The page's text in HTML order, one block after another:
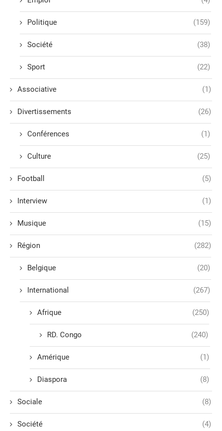
Politique (159)
Société (38)
Sport (22)
Associative (1)
Divertissements (26)
Conférences (1)
Culture (25)
Football (5)
Interview (1)
Musique (15)
Région (282)
Belgique (20)
International (267)
Afrique (250)
RD. Congo (240)
Amérique (1)
Diaspora (8)
Sociale (8)
Société (4)